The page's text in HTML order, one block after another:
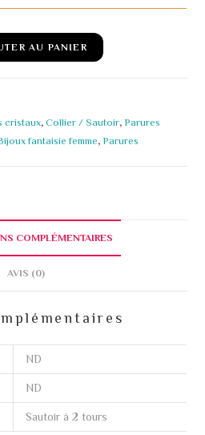
AU PANIER
cristaux,Collier / Sautoir, Parures
fantaisie femme, Parures
COMPLÉMENTAIRES
AVIS (0)
ND
ND
Sautoir à 2 tours